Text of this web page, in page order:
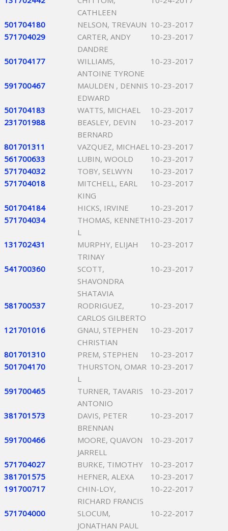
CATHLEEN
501704180 NELSON, TREVAUN 10-23-2017
571704029
CARTER, ANDY
DANDRE
10-23-2017
501704177
WILLIAMS,
ANTOINE TYRONE
10-23-2017
591700467
MAULDEN , DENNIS
EDWARD
10-23-2017
501704183 WATTS, MICHAEL
10-23-2017
231701988
BEASLEY, DEVIN
BERNARD
10-23-2017
801701311 VAZQUEZ, MICHAEL 10-23-2017
561700633
LUBIN, WOOLD
10-23-2017
571704032
TOBY, SELWYN
10-23-2017
571704018
MITCHELL, EARL
KING
10-23-2017
501704184 HICKS, IRVINE
10-23-2017
571704034
THOMAS, KENNETH
L
10-23-2017
131702431
MURPHY, ELIJAH
TRINAY
10-23-2017
541700360
SCOTT,
SHAVONDRA
SHATAVIA
10-23-2017
581700537
RODRIGUEZ,
CARLOS GILBERTO
10-23-2017
121701016
GNAU, STEPHEN
CHRISTIAN
10-23-2017
801701310 PREM, STEPHEN
10-23-2017
501704170
THURSTON, OMAR
L
10-23-2017
591700465
TURNER, TAVARIS
ANTONIO
10-23-2017
381701573
DAVIS, PETER
BRENNAN
10-23-2017
591700466
MOORE, QUAVON
JARRELL
10-23-2017
571704027 BURKE, TIMOTHY
10-23-2017
381701575
HEFNER, ALEXA
10-23-2017
191700717
CHIN-LOY,
RICHARD FRANCIS
10-22-2017
571704000
SLOCUM,
JONATHAN PAUL
10-22-2017